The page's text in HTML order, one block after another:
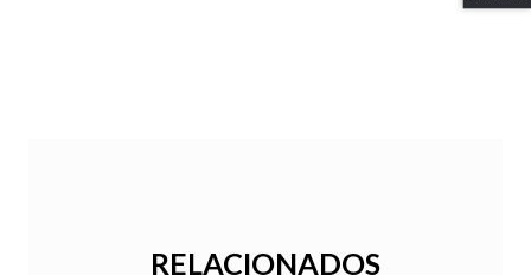
RELACIONADOS